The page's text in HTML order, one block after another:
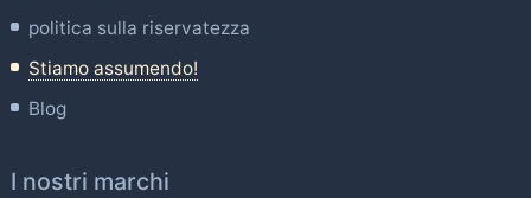
politica sulla riservatezza
Stiamo assumendo!
Blog
I nostri marchi